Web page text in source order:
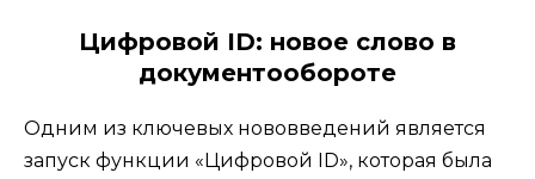
Цифровой ID: новое слово в
документообороте
Одним из ключевых нововведений является
запуск функции «Цифровой ID», которая была